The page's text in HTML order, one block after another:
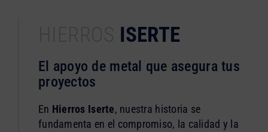
ISERTE
El apoyo de metal que asegura tus
proyectos
En Hierros Iserte, nuestra historia se
fundamenta en el compromiso, la calidad y la